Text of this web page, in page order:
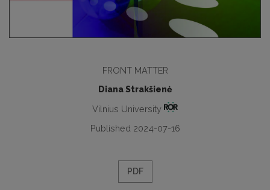
FRONT MATTER
Diana Strakšienė
Vilnius University
Published 2024-07-16
PDF